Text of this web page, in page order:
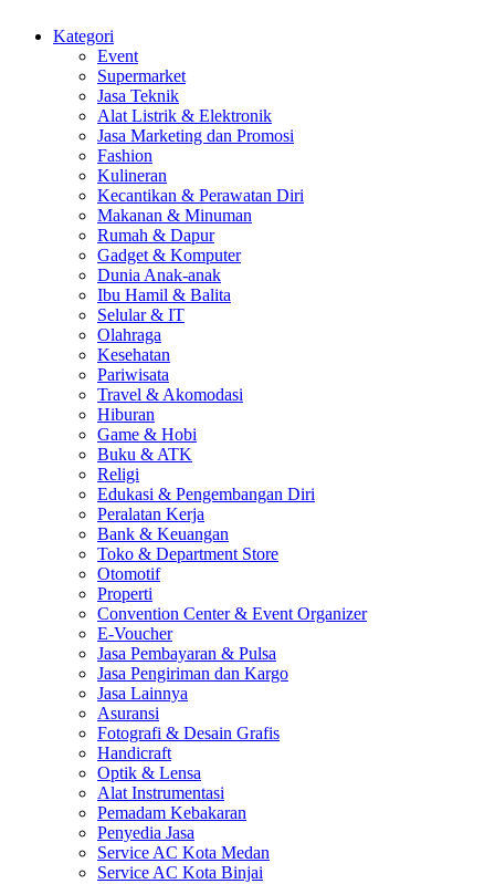
Kategori
Event
Supermarket
Jasa Teknik
Alat Listrik & Elektronik
Jasa Marketing dan Promosi
Fashion
Kulineran
Kecantikan & Perawatan Diri
Makanan & Minuman
Rumah & Dapur
Gadget & Komputer
Dunia Anak-anak
Ibu Hamil & Balita
Selular & IT
Olahraga
Kesehatan
Pariwisata
Travel & Akomodasi
Hiburan
Game & Hobi
Buku & ATK
Religi
Edukasi & Pengembangan Diri
Peralatan Kerja
Bank & Keuangan
Toko & Department Store
Otomotif
Properti
Convention Center & Event Organizer
E-Voucher
Jasa Pembayaran & Pulsa
Jasa Pengiriman dan Kargo
Jasa Lainnya
Asuransi
Fotografi & Desain Grafis
Handicraft
Optik & Lensa
Alat Instrumentasi
Pemadam Kebakaran
Penyedia Jasa
Service AC Kota Medan
Service AC Kota Binjai